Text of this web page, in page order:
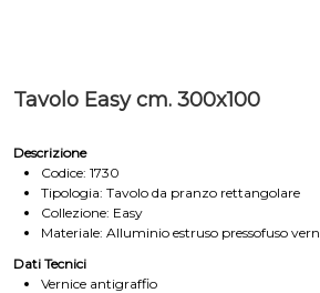
Tavolo Easy cm. 300x100
Descrizione
Codice: 1730
Tipologia: Tavolo da pranzo rettangolare
Collezione: Easy
Materiale: Alluminio estruso pressofuso
Dati Tecnici
Vernice antigraffio